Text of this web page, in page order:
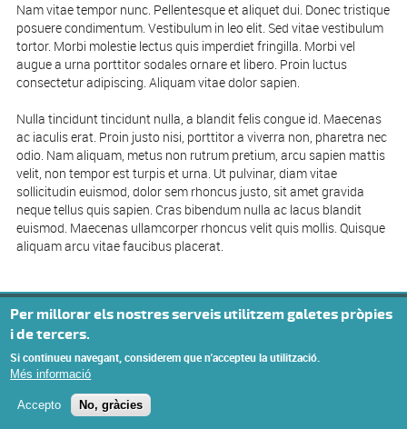
Nam vitae tempor nunc. Pellentesque et aliquet dui. Donec tristique
posuere condimentum. Vestibulum in leo elit. Sed vitae vestibulum
tortor. Morbi molestie lectus quis imperdiet fringilla. Morbi vel
augue a urna porttitor sodales ornare et libero. Proin luctus
consectetur adipiscing. Aliquam vitae dolor sapien.
Nulla tincidunt tincidunt nulla, a blandit felis congue id. Maecenas
ac iaculis erat. Proin justo nisi, porttitor a viverra non, pharetra nec
odio. Nam aliquam, metus non rutrum pretium, arcu sapien mattis
velit, non tempor est turpis et urna. Ut pulvinar, diam vitae
sollicitudin euismod, dolor sem rhoncus justo, sit amet gravida
neque tellus quis sapien. Cras bibendum nulla ac lacus blandit
euismod. Maecenas ullamcorper rhoncus velit quis mollis. Quisque
aliquam arcu vitae faucibus placerat.
© Missatge de Copyright
Per millorar els nostres serveis utilitzem galetes pròpies
i de tercers.
Si continueu navegant, considerem que n'accepteu la utilització.
Més informació
Accepto No, gràcies